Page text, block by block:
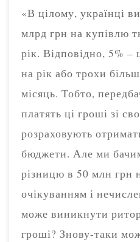
«В цілому, українці
млрд грн на купівлю
рік. Відповідно, 5% –
на рік або трохи
місяць. Тобто,
платять ці гроші зі
розраховують
бюджети. Але ми
різницю в 50 млн грн
очікуванням і
може виникнути
гроші? Знову-таки